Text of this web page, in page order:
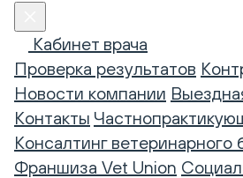
Кабинет врача
Проверка результатов
Новости компании
Контакты
Консалтинг ветеринарного
Франшиза Vet Union